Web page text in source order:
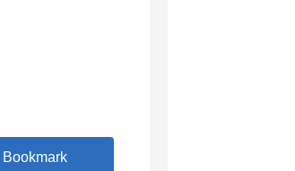
Bookmark